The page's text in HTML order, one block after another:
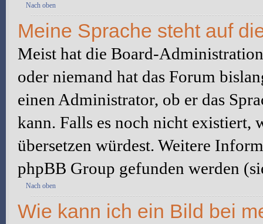
Nach oben
Meine Sprache steht auf
Meist hat die Board-
oder niemand hat das Forum
einen Administrator, ob er das
kann. Falls es noch nicht existiert,
übersetzen würdest. Weitere
phpBB Group gefunden werden
Nach oben
Wie kann ich ein Bild bei